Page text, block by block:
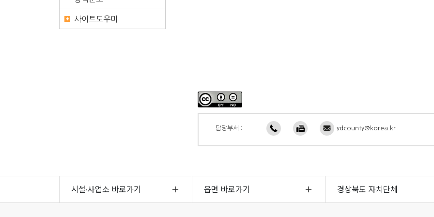
담당부서 : ydcounty@korea.kr
사이트도우미
시설·사업소 바로가기 읍면 바로가기 경상북도 자치단체